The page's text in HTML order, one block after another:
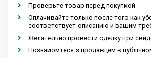
Проверьте товар перед покупкой
Оплачивайте только после того как
соответствует описанию и вашим
Желательно провести сделку при
Познайомтеся з продавцем в